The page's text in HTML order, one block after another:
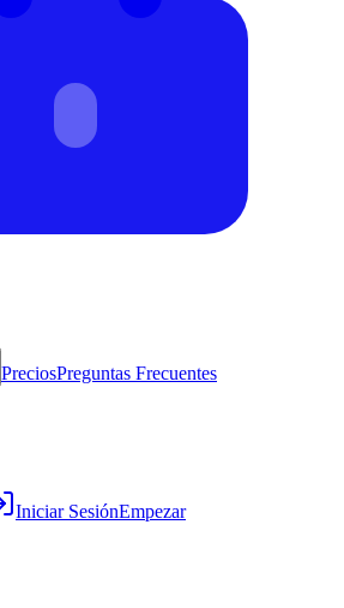
PreciosPreguntas Frecuentes
Iniciar SesiónEmpezar